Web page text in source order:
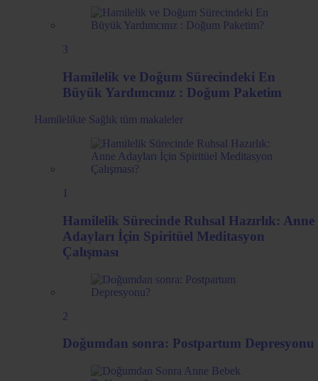
3
Hamilelik ve Doğum Sürecindeki En
Büyük Yardımcınız : Doğum Paketim
Hamilelikte Sağlık tüm makaleler
1
Hamilelik Sürecinde Ruhsal Hazırlık: Anne
Adayları İçin Spiritüel Meditasyon
Çalışması
2
Doğumdan sonra: Postpartum Depresyonu